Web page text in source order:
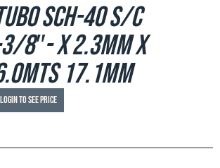
SCH-40 S/C
8″- x 2.3mm x
17.1mm
Login to see price